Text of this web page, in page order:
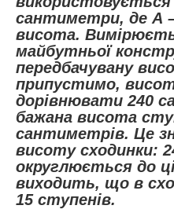
сантиметри, де А
висота.
майбутньої
передбачувану
припустимо,
дорівнювати 240
бажана висота
сантиметрів. Це
висоту сходинки:
округлюється до
виходить, що в
15 ступенів.